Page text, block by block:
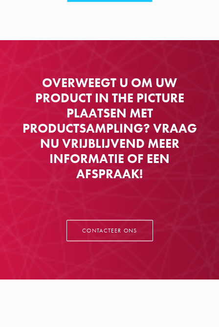
OVERWEEGT U OM UW
PRODUCT IN THE PICTURE
PLAATSEN MET
PRODUCTSAMPLING? VRAAG
NU VRIJBLIJVEND MEER
INFORMATIE OF EEN
AFSPRAAK!
CONTACTEER ONS